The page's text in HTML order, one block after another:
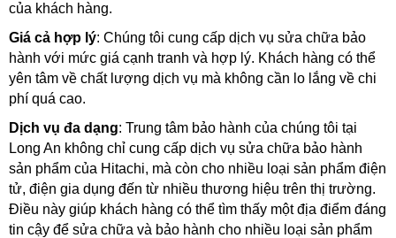
của khách hàng.
Giá cả hợp lý: Chúng tôi cung cấp dịch vụ sửa chữa bảo
hành với mức giá cạnh tranh và hợp lý. Khách hàng có thể
yên tâm về chất lượng dịch vụ mà không cần lo lắng về chi
phí quá cao.
Dịch vụ đa dạng: Trung tâm bảo hành của chúng tôi tại
Long An không chỉ cung cấp dịch vụ sửa chữa bảo hành
sản phẩm của Hitachi, mà còn cho nhiều loại sản phẩm điện
tử, điện gia dụng đến từ nhiều thương hiệu trên thị trường.
Điều này giúp khách hàng có thể tìm thấy một địa điểm đáng
tin cậy để sửa chữa và bảo hành cho nhiều loại sản phẩm